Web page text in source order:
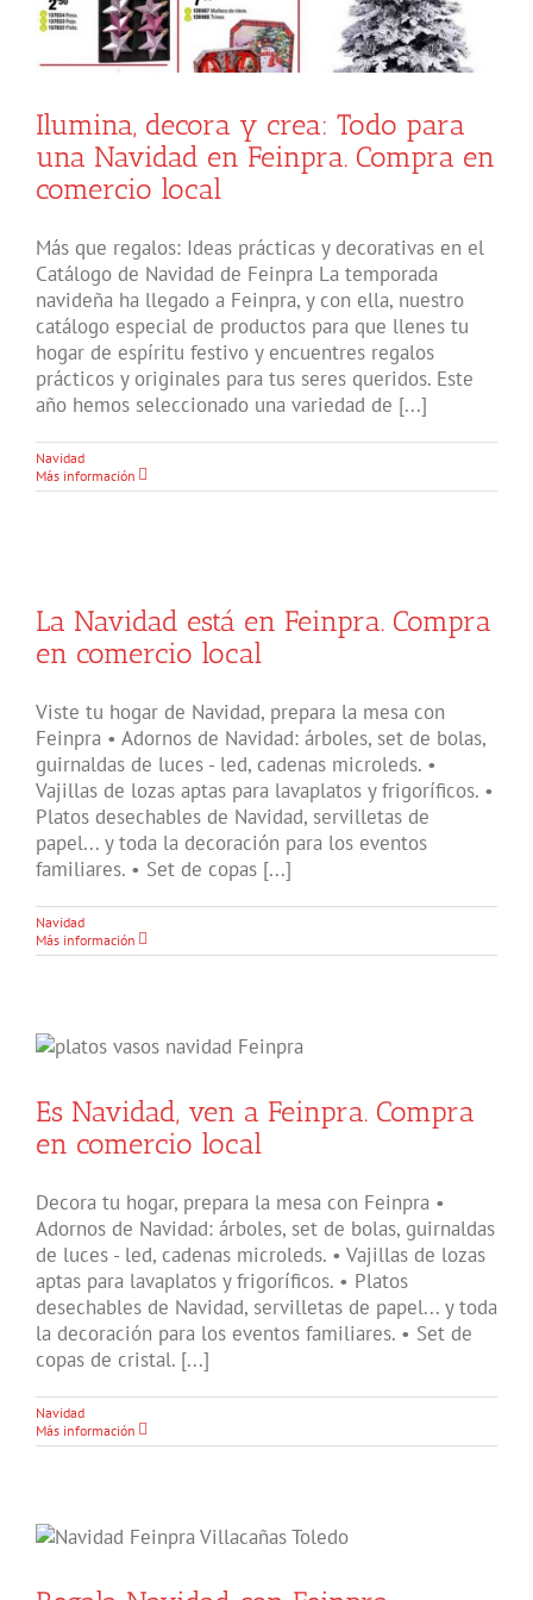
Ilumina, decora y crea: Todo para
una Navidad en Feinpra. Compra en
comercio local
Más que regalos: Ideas prácticas y decorativas en el
Catálogo de Navidad de Feinpra La temporada
navideña ha llegado a Feinpra, y con ella, nuestro
catálogo especial de productos para que llenes tu
hogar de espíritu festivo y encuentres regalos
prácticos y originales para tus seres queridos. Este
año hemos seleccionado una variedad de [...]
Navidad
Más información
La Navidad está en Feinpra. Compra
en comercio local
Viste tu hogar de Navidad, prepara la mesa con
Feinpra • Adornos de Navidad: árboles, set de bolas,
guirnaldas de luces - led, cadenas microleds. •
Vajillas de lozas aptas para lavaplatos y frigoríficos. •
Platos desechables de Navidad, servilletas de
papel... y toda la decoración para los eventos
familiares. • Set de copas [...]
Navidad
Más información
Es Navidad, ven a Feinpra. Compra
en comercio local
Decora tu hogar, prepara la mesa con Feinpra •
Adornos de Navidad: árboles, set de bolas, guirnaldas
de luces - led, cadenas microleds. • Vajillas de lozas
aptas para lavaplatos y frigoríficos. • Platos
desechables de Navidad, servilletas de papel... y toda
la decoración para los eventos familiares. • Set de
copas de cristal. [...]
Navidad
Más información